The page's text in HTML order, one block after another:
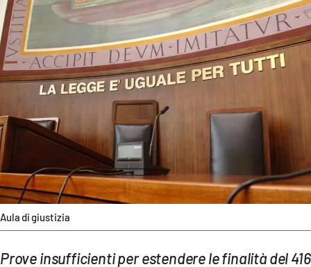
SANITÀ
SPORT
CULTURA
AMBIENTE
Streaming
LAC NETWORK
LAC ONAIR
Network
Aula di giustizia
Prove insufficienti per estendere le finalità del 416